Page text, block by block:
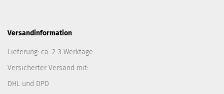
Versandinformation
Lieferung: ca. 2-3 Werktage
Versicherter Versand mit:
DHL und DPD